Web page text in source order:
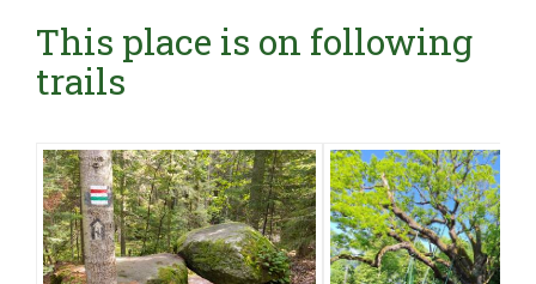
This place is on following
trails